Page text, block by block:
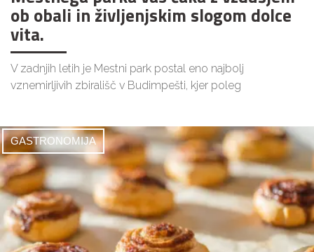
ob obali in življenjskim slogom dolce
vita.
V zadnjih letih je Mestni park postal eno najbolj
vznemirljivih zbirališč v Budimpešti, kjer poleg
GASTRONOMIJA